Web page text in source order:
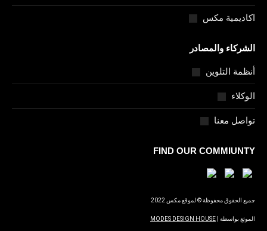
اكاديمية مكس
الشركاء والمصادر
أنظمة التلوين
الوكلاء
تواصل معنا
FIND OUR COMMIUNTY
جميع الحقوق محفوظة © لموقع مكس 2022
الموثع بواسطة | MODES DESIGN HOUSE